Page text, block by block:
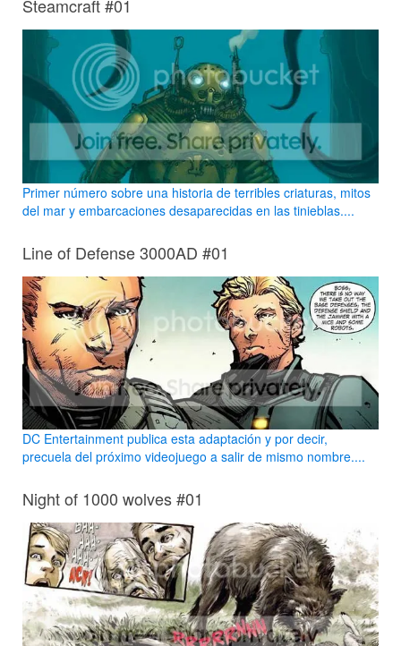
Steamcraft #01
Primer número sobre una historia de terribles criaturas, mitos
del mar y embarcaciones desaparecidas en las tinieblas....
Line of Defense 3000AD #01
DC Entertainment publica esta adaptación y por decir,
precuela del próximo videojuego a salir de mismo nombre....
Night of 1000 wolves #01